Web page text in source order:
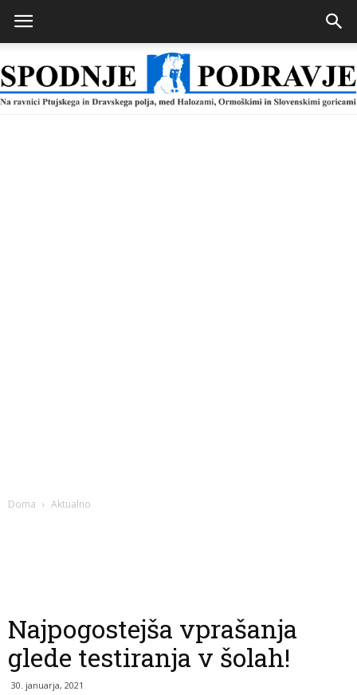
Doma Aktualno
Najpogostejša vprašanja
glede testiranja v šolah!
30. januarja, 2021